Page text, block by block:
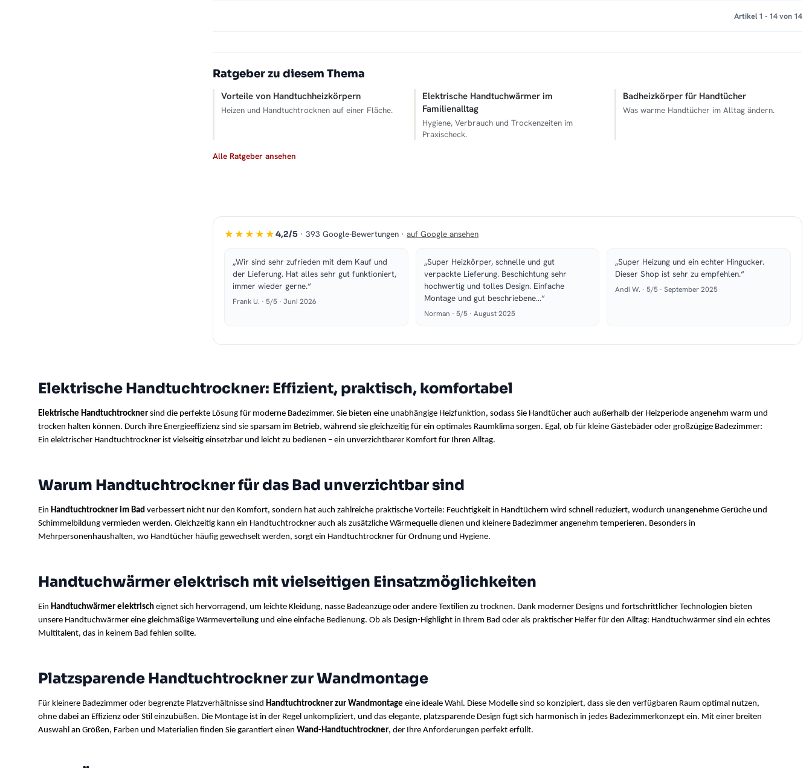
Artikel 1 - 14 von 14
Ratgeber zu diesem Thema
Vorteile von Handtuchheizkörpern
Heizen und Handtuchtrocknen auf einer Fläche.
Elektrische Handtuchwärmer im
Familienalltag
Hygiene, Verbrauch und Trockenzeiten im
Praxischeck.
Badheizkörper für Handtücher
Was warme Handtücher im Alltag ändern.
Alle Ratgeber ansehen
★★★★★4,2/5 · 393 Google-Bewertungen · auf Google ansehen
„Wir sind sehr zufrieden mit dem Kauf und
der Lieferung. Hat alles sehr gut funktioniert,
immer wieder gerne.“
Frank U. · 5/5 · Juni 2026
„Super Heizkörper, schnelle und gut
verpackte Lieferung. Beschichtung sehr
hochwertig und tolles Design. Einfache
Montage und gut beschriebene…“
Norman · 5/5 · August 2025
„Super Heizung und ein echter Hingucker.
Dieser Shop ist sehr zu empfehlen.“
Andi W. · 5/5 · September 2025
Elektrische Handtuchtrockner: Effizient, praktisch, komfortabel
Elektrische Handtuchtrockner sind die perfekte Lösung für moderne Badezimmer. Sie bieten eine unabhängige Heizfunktion, sodass Sie Handtücher auch außerhalb der Heizperiode angenehm warm und
trocken halten können. Durch ihre Energieeffizienz sind sie sparsam im Betrieb, während sie gleichzeitig für ein optimales Raumklima sorgen. Egal, ob für kleine Gästebäder oder großzügige Badezimmer:
Ein elektrischer Handtuchtrockner ist vielseitig einsetzbar und leicht zu bedienen – ein unverzichtbarer Komfort für Ihren Alltag.
Warum Handtuchtrockner für das Bad unverzichtbar sind
Ein Handtuchtrockner im Bad verbessert nicht nur den Komfort, sondern hat auch zahlreiche praktische Vorteile: Feuchtigkeit in Handtüchern wird schnell reduziert, wodurch unangenehme Gerüche und
Schimmelbildung vermieden werden. Gleichzeitig kann ein Handtuchtrockner auch als zusätzliche Wärmequelle dienen und kleinere Badezimmer angenehm temperieren. Besonders in
Mehrpersonenhaushalten, wo Handtücher häufig gewechselt werden, sorgt ein Handtuchtrockner für Ordnung und Hygiene.
Handtuchwärmer elektrisch mit vielseitigen Einsatzmöglichkeiten
Ein Handtuchwärmer elektrisch eignet sich hervorragend, um leichte Kleidung, nasse Badeanzüge oder andere Textilien zu trocknen. Dank moderner Designs und fortschrittlicher Technologien bieten
unsere Handtuchwärmer eine gleichmäßige Wärmeverteilung und eine einfache Bedienung. Ob als Design-Highlight in Ihrem Bad oder als praktischer Helfer für den Alltag: Handtuchwärmer sind ein echtes
Multitalent, das in keinem Bad fehlen sollte.
Platzsparende Handtuchtrockner zur Wandmontage
Für kleinere Badezimmer oder begrenzte Platzverhältnisse sind Handtuchtrockner zur Wandmontage eine ideale Wahl. Diese Modelle sind so konzipiert, dass sie den verfügbaren Raum optimal nutzen,
ohne dabei an Effizienz oder Stil einzubüßen. Die Montage ist in der Regel unkompliziert, und das elegante, platzsparende Design fügt sich harmonisch in jedes Badezimmerkonzept ein. Mit einer breiten
Auswahl an Größen, Farben und Materialien finden Sie garantiert einen Wand-Handtuchtrockner, der Ihre Anforderungen perfekt erfüllt.